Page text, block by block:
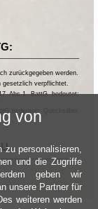
zurückgegeben werden.
gesetzlich verpflichtet.
Abs.1 BattG bedeutet:
bedeuten: Quecksilber,
von
zu personalisieren,
und die Zugriffe
geben wir
unsere Partner für
weiteren werden